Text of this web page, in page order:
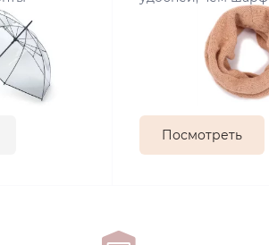
Посмотреть